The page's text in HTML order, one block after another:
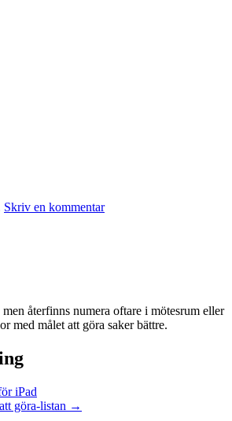
Skriv en kommentar
återfinns numera oftare i mötesrum eller
med målet att göra saker bättre.
iPad
göra-listan →